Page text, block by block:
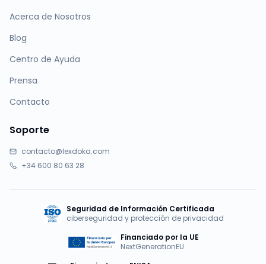
Acerca de Nosotros
Blog
Centro de Ayuda
Prensa
Contacto
Soporte
contacto@lexdoka.com
+34 600 80 63 28
Seguridad de Información Certificada
ciberseguridad y protección de privacidad
Financiado por la UE
NextGenerationEU